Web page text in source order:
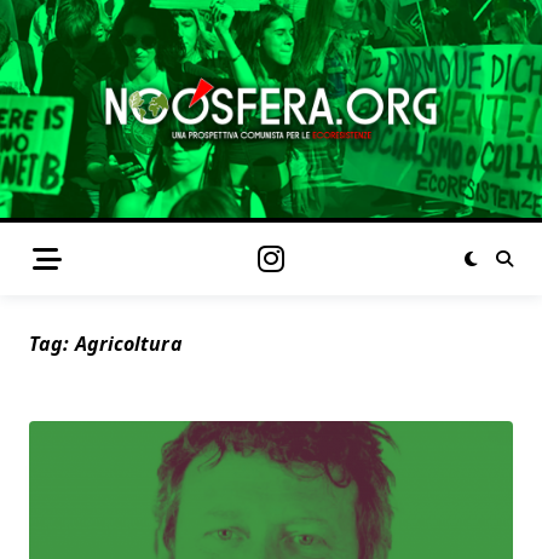
Tag:Agricoltura